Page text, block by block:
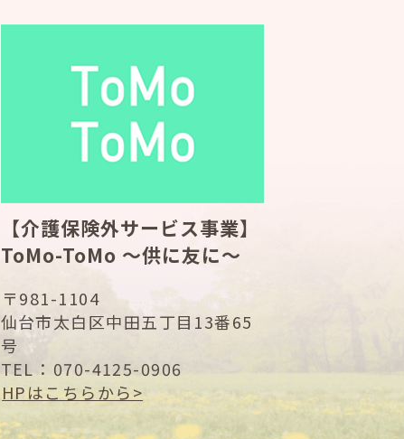
【介護保険外サービス事業】
ToMo-ToMo ～供に友に～
〒981-1104
仙台市太白区中田五丁目13番65
号
TEL： 070-4125-0906
HPはこちらから>